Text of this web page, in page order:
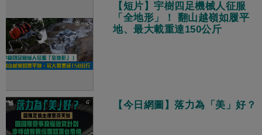
【短片】宇樹四足機械人征服
「全地形」！ 翻山越嶺如履平
地、最大載重達150公斤
【今日網圖】落力為「美」好？